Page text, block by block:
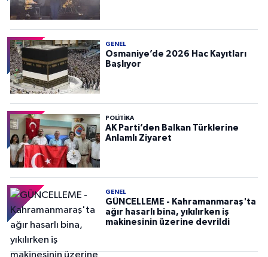
GENEL
Osmaniye’de 2026 Hac Kayıtları
Başlıyor
POLITIKA
AK Parti’den Balkan Türklerine
Anlamlı Ziyaret
GENEL
GÜNCELLEME - Kahramanmaraş'ta
ağır hasarlı bina, yıkılırken iş
makinesinin üzerine devrildi